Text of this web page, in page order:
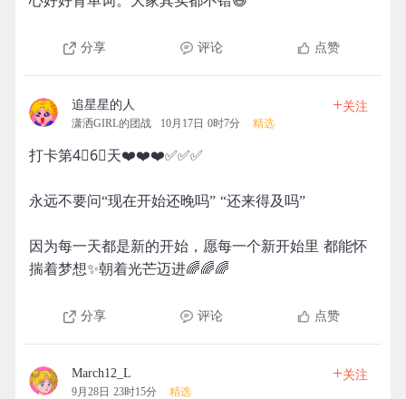
分享 评论 点赞
追星星的人
潇洒GIRL的团战 10月17日 0时7分 精选
+关注
打卡第4⃣️6⃣️天❤️❤️❤️✅✅✅
永远不要问“现在开始还晚吗” “还来得及吗”
因为每一天都是新的开始，愿每一个新开始里 都能怀
揣着梦想✨朝着光芒迈进🌈🌈🌈
分享 评论 点赞
March12_L
9月28日 23时15分 精选
+关注